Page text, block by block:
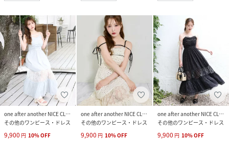
one after another NICE CLAUP
その他のワンピース・ドレス
9,900 円 10%OFF
one after another NICE CLAUP
その他のワンピース・ドレス
9,900 円 10%OFF
one after another NICE CLAUP
その他のワンピース・ドレス
9,900 円 10%OFF